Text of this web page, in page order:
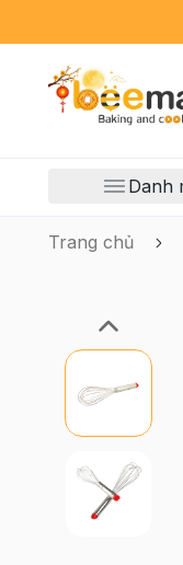
Danh
Trang chủ